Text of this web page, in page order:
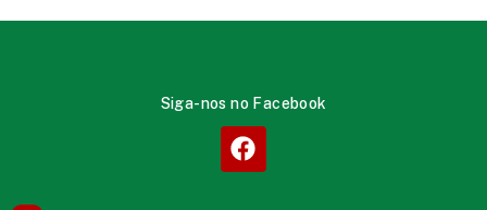
Siga-nos no Facebook